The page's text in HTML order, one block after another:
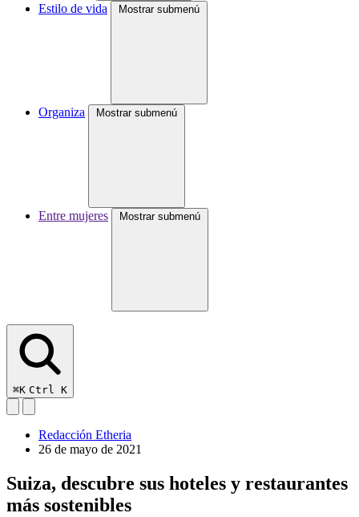
Estilo de vida Mostrar submenú
Organiza Mostrar submenú
Entre mujeres Mostrar submenú
⌘K Ctrl K
Redacción Etheria
26 de mayo de 2021
Suiza, descubre sus hoteles y restaurantes
más sostenibles